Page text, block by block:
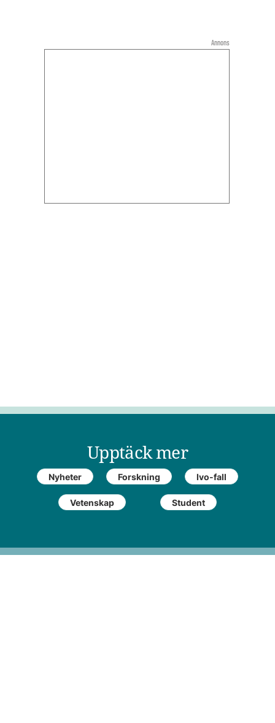
Upptäck mer
Nyheter Forskning Ivo-fall
Vetenskap Student
Annons